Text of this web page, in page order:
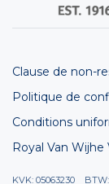
Clause de non-
Politique de
Conditions
Royal Van Wijhe
KVK: 05063230 BTW: